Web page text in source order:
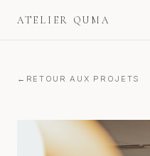
ATELIER QUMA
RETOUR AUX PROJETS